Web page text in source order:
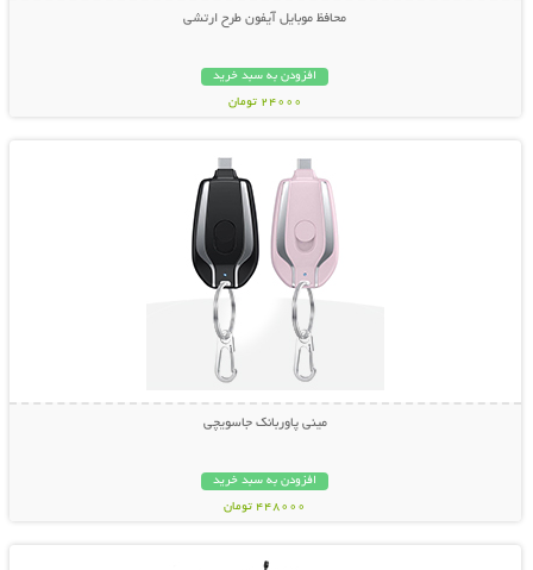
محافظ موبایل آیفون طرح ارتشی
افزودن به سبد خرید
24000 تومان
نمایش توضیحات بیشتر
مینی پاوربانک جاسویچی
افزودن به سبد خرید
448000 تومان
نمایش توضیحات بیشتر